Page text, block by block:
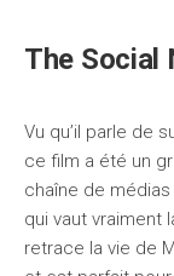
The Social
Vu qu’il parle de
ce film a été un
chaîne de
qui vaut vraiment
retrace la vie de